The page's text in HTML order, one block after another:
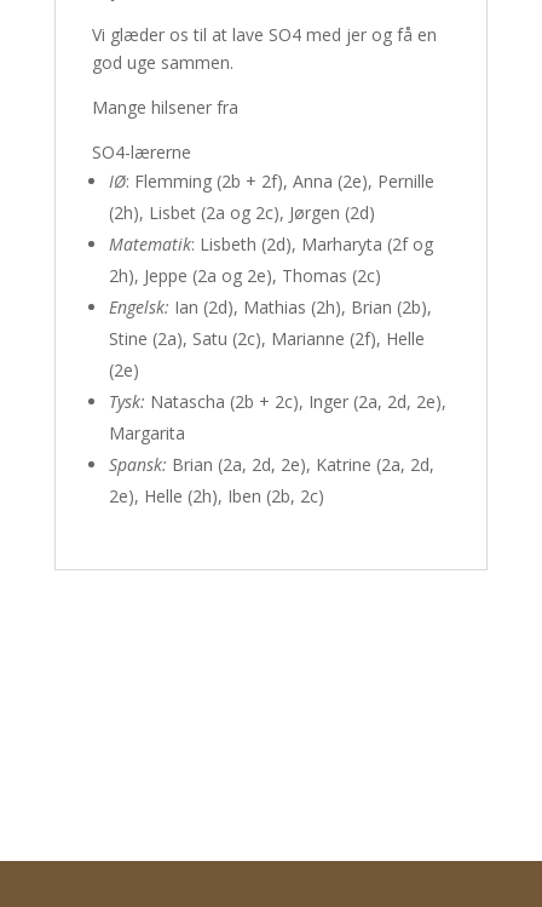
Vi glæder os til at lave SO4 med jer og få en
god uge sammen.
Mange hilsener fra
SO4-lærerne
IØ: Flemming (2b + 2f), Anna (2e), Pernille
(2h), Lisbet (2a og 2c), Jørgen (2d)
Matematik: Lisbeth (2d), Marharyta (2f og
2h), Jeppe (2a og 2e), Thomas (2c)
Engelsk: Ian (2d), Mathias (2h), Brian (2b),
Stine (2a), Satu (2c), Marianne (2f), Helle
(2e)
Tysk: Natascha (2b + 2c), Inger (2a, 2d, 2e),
Margarita
Spansk: Brian (2a, 2d, 2e), Katrine (2a, 2d,
2e), Helle (2h), Iben (2b, 2c)